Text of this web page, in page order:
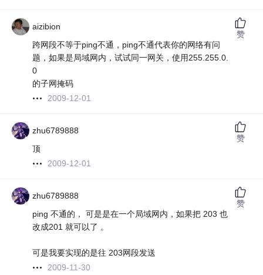
aizibion
跨网段不等于ping不通，ping不通代表你的网络有问
题，如果是局域网内，试试同一网关，使用255.255.0.
0
的子网掩码
2009-12-01
赞
zhu6789888
顶
2009-12-01
赞
zhu6789888
ping 不通的， 可是是在一个局域网内，如果把 203 也
改成201 就可以了 。
可是我要实现的是往 203网段发送
2009-11-30
赞